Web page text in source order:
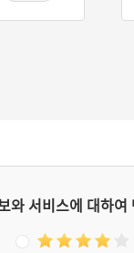
와 서비스에 대하여